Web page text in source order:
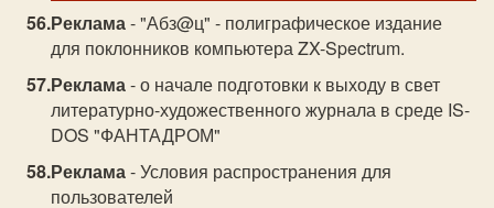
Реклама- "Абз@ц" - полиграфическое издание
для поклонников компьютера ZX-Spectrum.
Реклама- о начале подготовки к выходу в свет
литературно-художественного журнала в среде IS-
DOS "ФАНТАДРОМ"
Реклама- Условия распространения для
пользователей